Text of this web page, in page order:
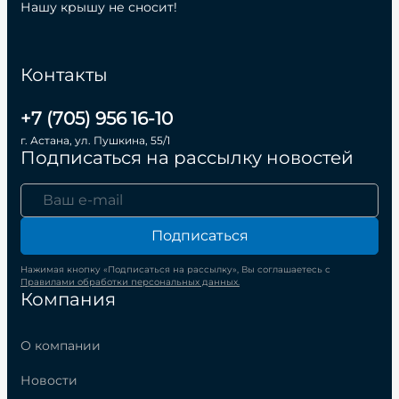
Компания
О компании
Новости
Контакты
+7 (705) 956 16-10
г. Астана, ул. Пушкина, 55/1
Подписаться на рассылку новостей
Подписаться
Нажимая кнопку «Подписаться на рассылку», Вы соглашаетесь с
Правилами обработки персональных данных.
Нашу крышу не сносит!